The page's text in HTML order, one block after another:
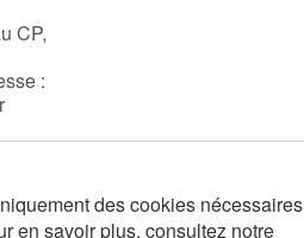
CP,
:
des cookies nécessaires
en savoir plus, consultez notre